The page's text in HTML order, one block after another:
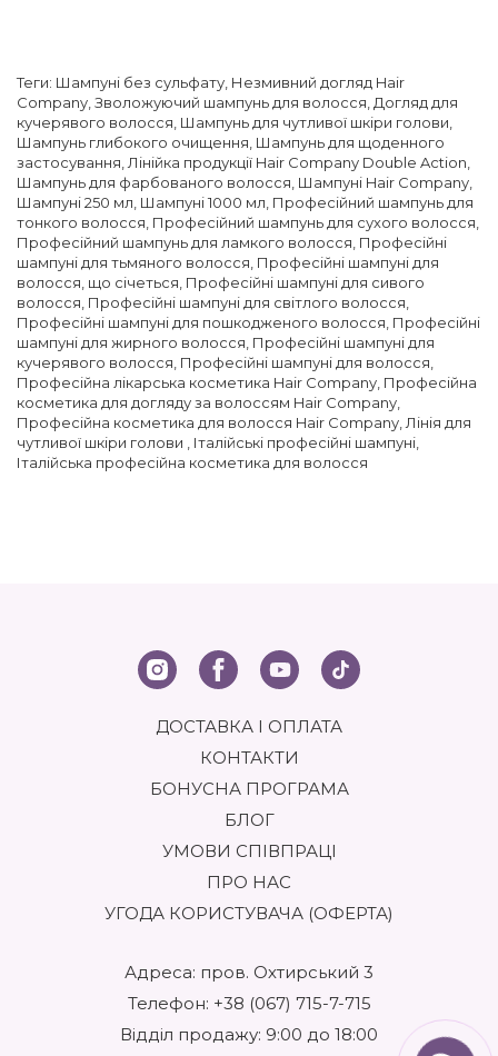
Теги: Шампуні без сульфату Незмивний догляд Hair
Company Зволожуючий шампунь для волосся Догляд для
кучерявого волосся Шампунь для чутливої ​​шкіри голови
Шампунь глибокого очищення Шампунь для щоденного
застосування Лінійка продукції Hair Company Double Action
Шампунь для фарбованого волосся Шампуні Hair Company
Шампуні 250 мл Шампуні 1000 мл Професійний шампунь для
тонкого волосся Професійний шампунь для сухого волосся
Професійний шампунь для ламкого волосся Професійні
шампуні для тьмяного волосся Професійні шампуні для
волосся, що січеться Професійні шампуні для сивого
волосся Професійні шампуні для світлого волосся
Професійні шампуні для пошкодженого волосся Професійні
шампуні для жирного волосся Професійні шампуні для
кучерявого волосся Професійні шампуні для волосся
Професійна лікарська косметика Hair Company Професійна
косметика для догляду за волоссям Hair Company
Професійна косметика для волосся Hair Company Лінія для
чутливої шкіри голови
Італійські професійні шампуні
Італійська професійна косметика для волосся
ДОСТАВКА І ОПЛАТА
КОНТАКТИ
БОНУСНА ПРОГРАМА
БЛОГ
УМОВИ СПІВПРАЦІ
ПРО НАС
УГОДА КОРИСТУВАЧА (ОФЕРТА)
Адреса: пров. Охтирський 3
Телефон: +38 (067) 715-7-715
Відділ продажу: 9:00 до 18:00